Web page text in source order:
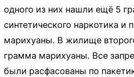
одного из них нашли ещё 5
синтетического наркотика и
марихуаны. В жилище
грамма марихуаны. Все
были расфасованы по